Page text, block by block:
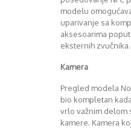
modelu
uparivanje sa
aksesoarima
eksternih zvučnika.
Kamera
Pregled modela
bio kompletan
vrlo važnim delom
kamere. Kamera